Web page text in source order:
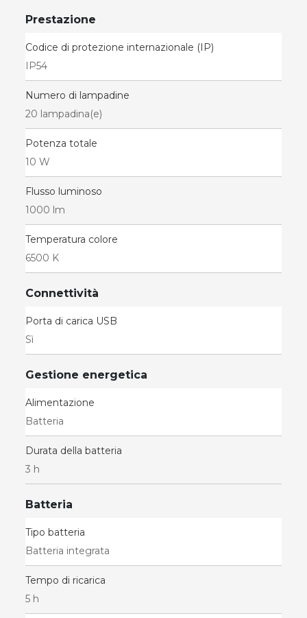
Prestazione
Codice di protezione internazionale (IP)
IP54
Numero di lampadine
20 lampadina(e)
Potenza totale
10 W
Flusso luminoso
1000 lm
Temperatura colore
6500 K
Connettività
Porta di carica USB
Sì
Gestione energetica
Alimentazione
Batteria
Durata della batteria
3 h
Batteria
Tipo batteria
Batteria integrata
Tempo di ricarica
5 h